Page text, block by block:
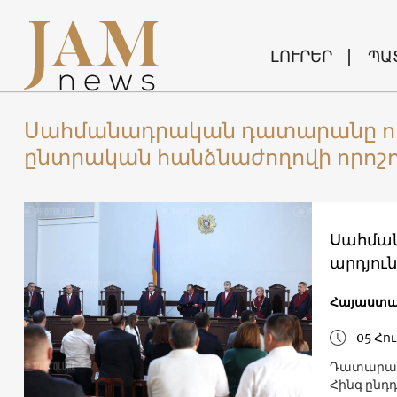
ԼՈՒՐԵՐ
Սահմանադրական դատարանը
ընտրական հանձնաժողովի
05
Հինգ